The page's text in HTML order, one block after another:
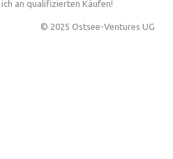
an qualifizierten Käufen!
© 2025 Ostsee-Ventures UG